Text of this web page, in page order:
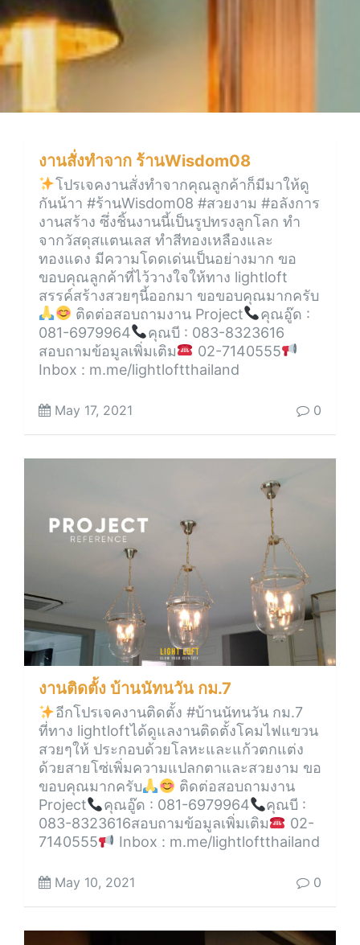
งานสั่งทำจาก ร้านWisdom08
โปรเจคงานสั่งทำจากคุณลูกค้าก็มีมาให้ดู
กันน้าา #ร้านWisdom08 #สวยงาม #อลังการ
งานสร้าง ซึ่งชิ้นงานนี้เป็นรูปทรงลูกโลก ทำ
จากวัสดุสแตนเลส ทำสีทองเหลืองและ
ทองแดง มีความโดดเด่นเป็นอย่างมาก ขอ
ขอบคุณลูกค้าที่ไว้วางใจให้ทาง lightloft
สรรค์สร้างสวยๆนี้ออกมา ขอขอบคุณมากครับ
ติดต่อสอบถามงาน Project
คุณอู๊ด :
081-6979964
คุณบี : 083-8323616
สอบถามข้อมูลเพิ่มเติม
02-7140555
Inbox : m.me/lightloftthailand
May 17, 2021 0
งานติดตั้ง บ้านนัทนวัน กม.7
อีกโปรเจคงานติดตั้ง #บ้านนัทนวัน กม.7
ที่ทาง lightloftได้ดูแลงานติดตั้งโคมไฟแขวน
สวยๆให้ ประกอบด้วยโลหะและแก้วตกแต่ง
ด้วยสายโซ่เพิ่มความแปลกตาและสวยงาม ขอ
ขอบคุณมากครับ
ติดต่อสอบถามงาน
Project
คุณอู๊ด : 081-6979964
คุณบี :
083-8323616สอบถามข้อมูลเพิ่มเติม
02-
7140555
Inbox : m.me/lightloftthailand
May 10, 2021 0